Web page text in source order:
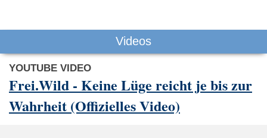
Videos
YOUTUBE VIDEO
Frei.Wild - Keine Lüge reicht je bis zur
Wahrheit (Offizielles Video)